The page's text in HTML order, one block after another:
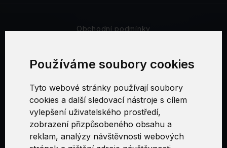
Používáme soubory cookies
Tyto webové stránky používají soubory
cookies a další sledovací nástroje s cílem
vylepšení uživatelského prostředí,
zobrazení přizpůsobeného obsahu a
reklam, analýzy návštěvnosti webových
Obchodní podmínky
Nastavení cookies